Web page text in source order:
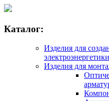
Каталог:
Изделия для
электроэнергетики
Изделия для